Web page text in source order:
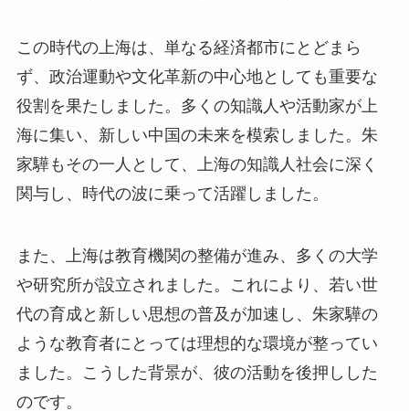
この時代の上海は、単なる経済都市にとどまら
ず、政治運動や文化革新の中心地としても重要な
役割を果たしました。多くの知識人や活動家が上
海に集い、新しい中国の未来を模索しました。朱
家驊もその一人として、上海の知識人社会に深く
関与し、時代の波に乗って活躍しました。
また、上海は教育機関の整備が進み、多くの大学
や研究所が設立されました。これにより、若い世
代の育成と新しい思想の普及が加速し、朱家驊の
ような教育者にとっては理想的な環境が整ってい
ました。こうした背景が、彼の活動を後押しした
のです。